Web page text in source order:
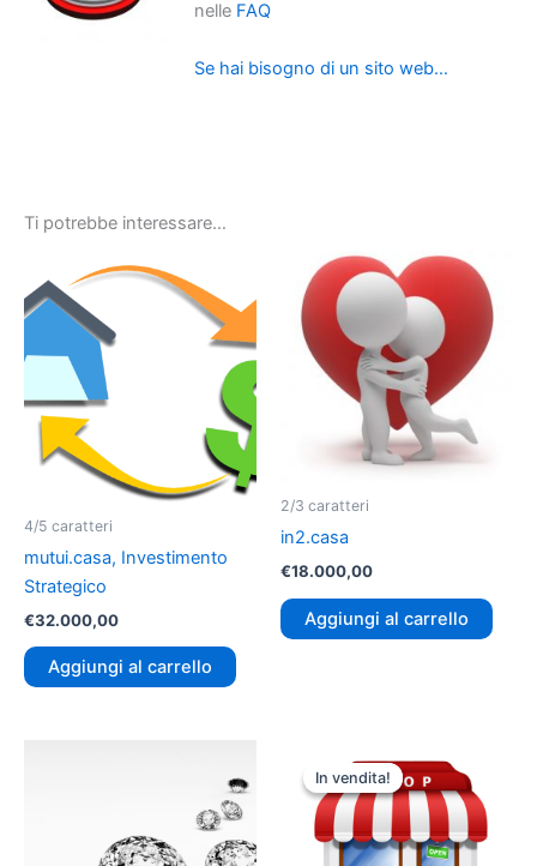
nelle FAQ
Se hai bisogno di un sito web…
Ti potrebbe interessare…
4/5 caratteri
mutui.casa, Investimento
Strategico
€32.000,00
Aggiungi al carrello
2/3 caratteri
in2.casa
€18.000,00
Aggiungi al carrello
In vendita!
In vendita!prezzo
originale
era:
€22.000,00.
prezzo
attuale
è:
€370,00.